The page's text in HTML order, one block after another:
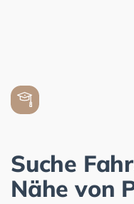
Suche
Nähe von